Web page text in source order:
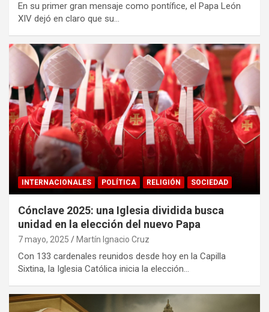
En su primer gran mensaje como pontífice, el Papa León
XIV dejó en claro que su…
INTERNACIONALES POLÍTICA RELIGIÓN SOCIEDAD
Cónclave 2025: una Iglesia dividida busca
unidad en la elección del nuevo Papa
7 mayo, 2025 Martín Ignacio Cruz
Con 133 cardenales reunidos desde hoy en la Capilla
Sixtina, la Iglesia Católica inicia la elección…